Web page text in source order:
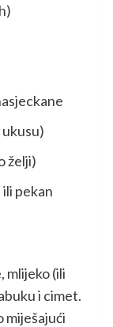
želji)
pekan
mlijeko (ili
i cimet.
miješajući